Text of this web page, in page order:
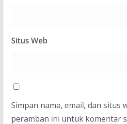
Situs Web
Simpan nama, email, dan situs
peramban ini untuk komentar